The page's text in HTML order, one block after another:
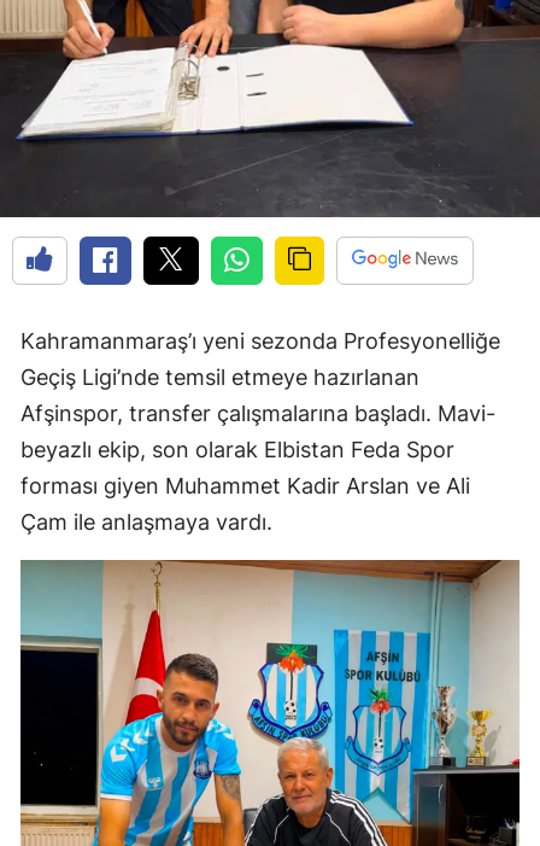
Kahramanmaraş’ı yeni sezonda Profesyonelliğe
Geçiş Ligi’nde temsil etmeye hazırlanan
Afşinspor, transfer çalışmalarına başladı. Mavi-
beyazlı ekip, son olarak Elbistan Feda Spor
forması giyen Muhammet Kadir Arslan ve Ali
Çam ile anlaşmaya vardı.